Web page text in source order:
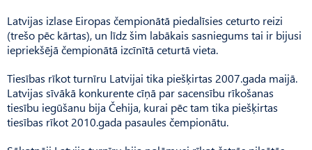
Latvijas izlase Eiropas čempionātā piedalīsies ceturto reizi
(trešo pēc kārtas), un līdz šim labākais sasniegums tai ir bijusi
iepriekšējā čempionātā izcīnītā ceturtā vieta.
Tiesības rīkot turnīru Latvijai tika piešķirtas 2007.gada maijā.
Latvijas sīvākā konkurente cīņā par sacensību rīkošanas
tiesību iegūšanu bija Čehija, kurai pēc tam tika piešķirtas
tiesības rīkot 2010.gada pasaules čempionātu.